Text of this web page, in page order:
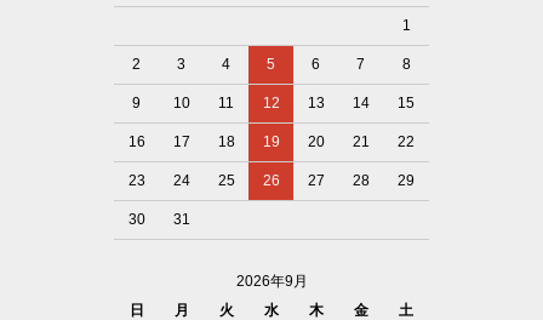
1
2 3 4 5 6 7 8
9 10 11 12 13 14 15
16 17 18 19 20 21 22
23 24 25 26 27 28 29
30 31
2026年9月
日
月 火 水 木 金 土